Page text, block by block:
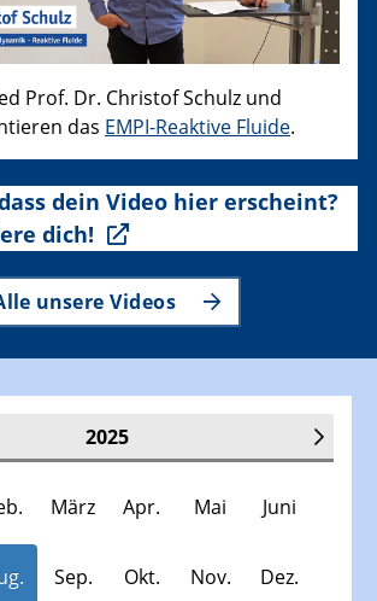
Prof. Dr. Christof Schulz und
das EMPI-Reaktive Fluide.
dein Video hier erscheint?
dich!
unsere Videos
2025
März Apr. Mai Juni
Sep. Okt. Nov. Dez.